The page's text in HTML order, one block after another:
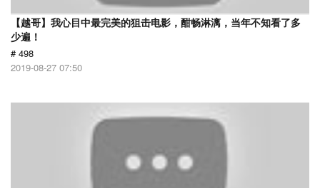
【越哥】我心目中最完美的狙击电影，酣畅淋漓，当年不知看了多
少遍！
# 498
2019-08-27 07:50